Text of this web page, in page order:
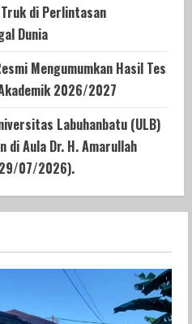
di Perlintasan
Dunia
Mengumumkan Hasil Tes
2026/2027
Labuhanbatu (ULB)
di Aula Dr. H. Amarullah
07/2026).